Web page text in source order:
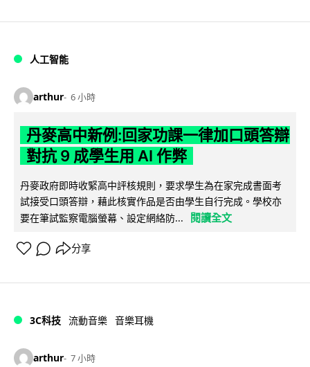
人工智能
arthur 6 小時
丹麥高中新例:回家功課一律加口頭答辯
對抗 9 成學生用 AI 作弊
丹麥政府即時收緊高中評核規則，要求學生為在家完成書面考
試接受口頭答辯，藉此核實作品是否由學生自行完成。學校亦
要在筆試監察電腦螢幕、設定網絡防...
閱讀全文
分享
3C科技 流動音樂 音樂耳機
arthur 7 小時